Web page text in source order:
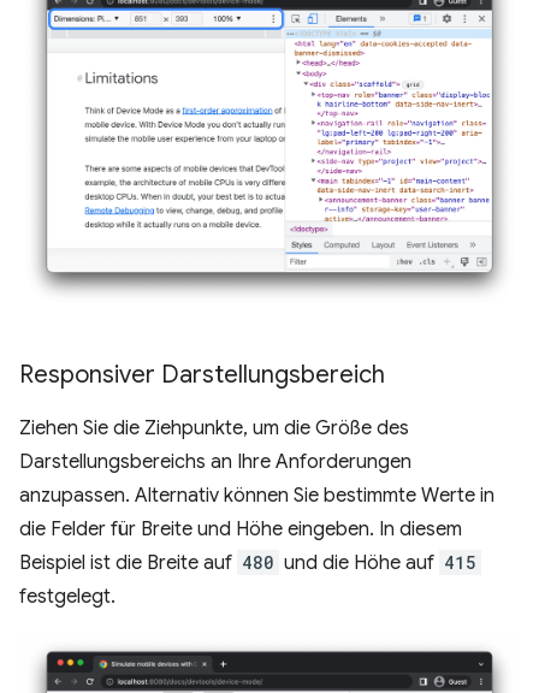
Responsiver Darstellungsbereich
Ziehen Sie die Ziehpunkte, um die Größe des
Darstellungsbereichs an Ihre Anforderungen
anzupassen. Alternativ können Sie bestimmte Werte in
die Felder für Breite und Höhe eingeben. In diesem
Beispiel ist die Breite auf 480 und die Höhe auf 415
festgelegt.